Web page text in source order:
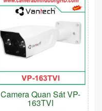
Camera Quan Sát VP-
163TVI